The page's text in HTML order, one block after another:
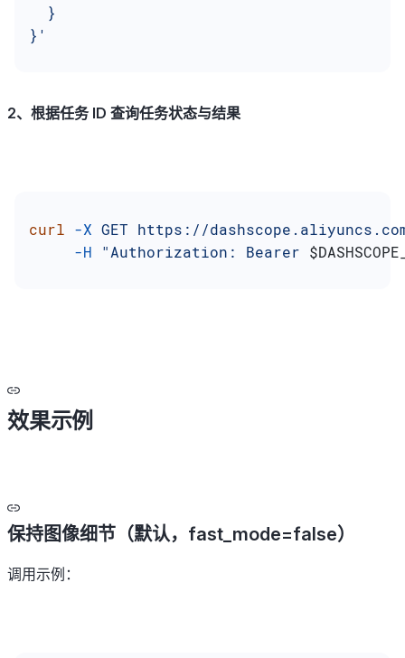
  }
}'
2、根据任务 ID 查询任务状态与结果
curl -X GET https://
     -H
"Authorization: Bearer
效果示例
保持图像细节（默认，fast_mode=false）
调用示例：